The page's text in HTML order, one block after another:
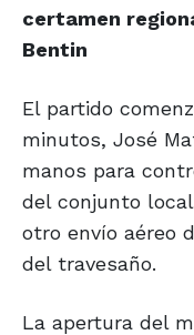
certamen
Bentin
El partido
minutos, José
manos para
del conjunto
otro envío aéreo
del travesaño.
La apertura del